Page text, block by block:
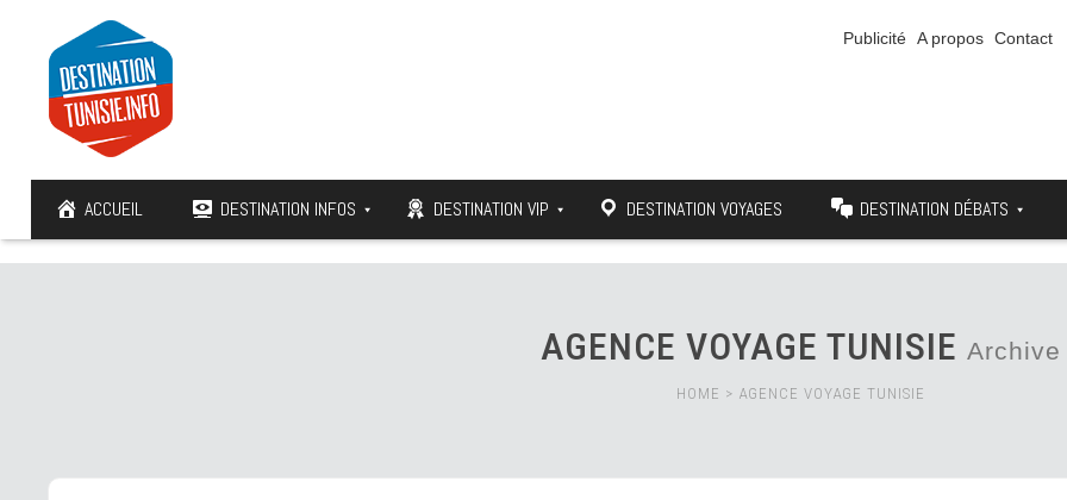
Publicité A propos Contact
ACCUEIL DESTINATION INFOS DESTINATION VIP DESTINATION VOYAGES DESTINATION DÉBATS
AGENCE VOYAGE TUNISIE Archive
HOME > AGENCE VOYAGE TUNISIE